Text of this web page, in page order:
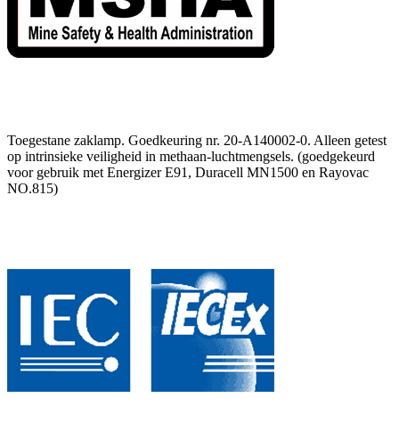
Toegestane zaklamp. Goedkeuring nr. 20-A140002-0. Alleen getest
op intrinsieke veiligheid in methaan-luchtmengsels. (goedgekeurd
voor gebruik met Energizer E91, Duracell MN1500 en Rayovac
NO.815)